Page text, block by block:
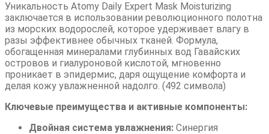
Уникальность Atomy Daily Expert Mask Moisturizing
заключается в использовании революционного полотна
из морских водорослей, которое удерживает влагу в
разы эффективнее обычных тканей. Формула,
обогащенная минералами глубинных вод Гавайских
островов и гиалуроновой кислотой, мгновенно
проникает в эпидермис, даря ощущение комфорта и
делая кожу увлажненной надолго. (492 символа)
Ключевые преимущества и активные компоненты:
Двойная система увлажнения: Синергия